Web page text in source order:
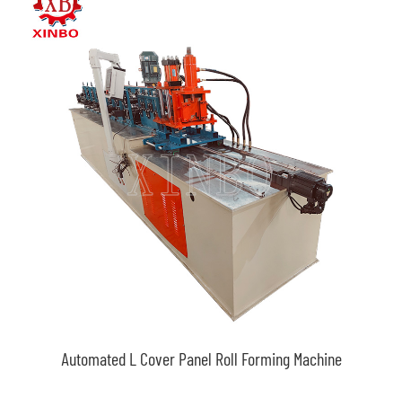
Automated L Cover Panel Roll Forming Machine